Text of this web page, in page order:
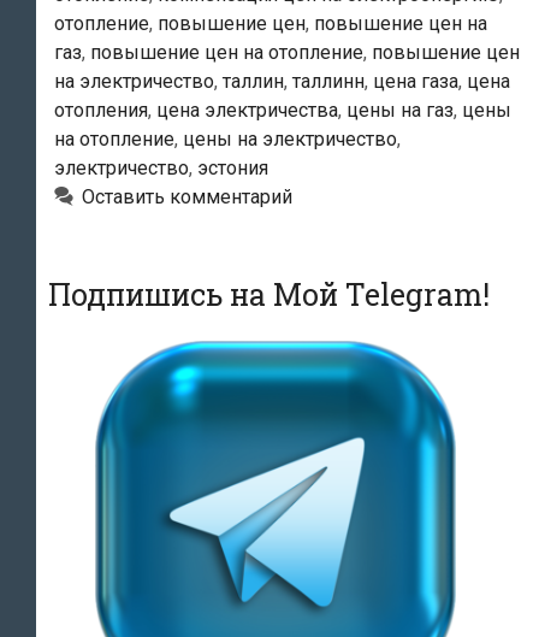
«О
выплате
компенсации
цен
на
электроэнергию,
отопление»
отопление, повышение цен, повышение цен на
газ, повышение цен на отопление, повышение цен
на электричество,таллин,таллинн, цена газа, цена
отопления, цена электричества, цены на газ, цены
на отопление, цены на электричество,
электричество, эстония
Оставить комментарий
Подпишись на Мой Telegram!